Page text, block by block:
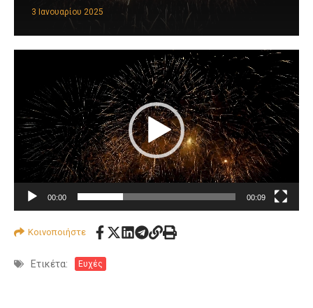
3 Ιανουαρίου 2025
Αναπαραγωγής
Βίντεο
00:00 00:09
Κοινοποιήστε
Ετικέτα: Ευχές